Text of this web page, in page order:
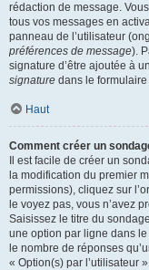
rédaction de message.
tous vos messages en
panneau de l’utilisateur
préférences de message).
signature d’être ajoutée à
signature dans le
Haut
Comment créer un
Il est facile de créer un
la modification du premier
permissions), cliquez sur
le voyez pas, vous n’avez
Saisissez le titre du
une option par ligne dans
le nombre de réponses
« Option(s) par l’utilisateur